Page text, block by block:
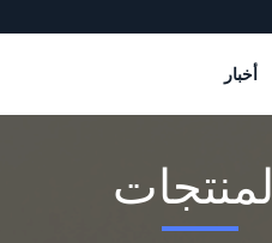
أخبار
المنتجات